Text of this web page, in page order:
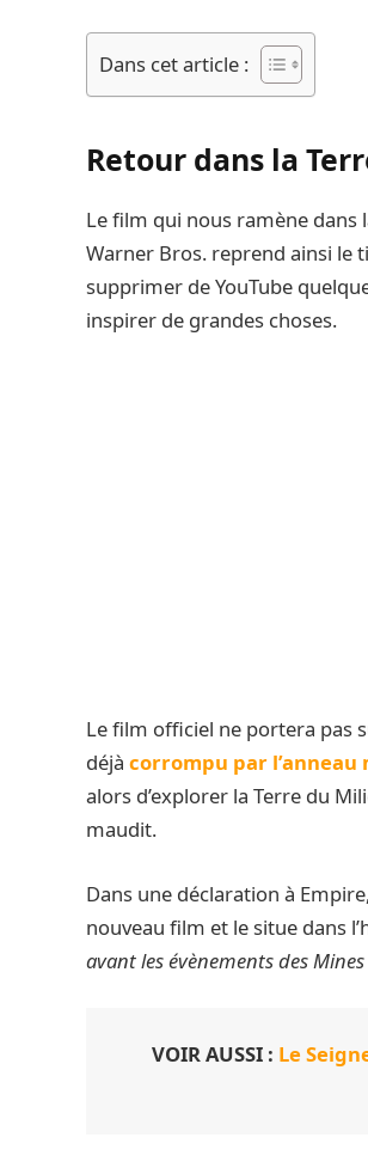
Dans cet article :
Retour dans la
Le film qui nous ramène dans
Warner Bros. reprend ainsi le
supprimer de YouTube
inspirer de grandes choses.
Le film officiel ne portera pas
déjà corrompu par l’anneau
alors d’explorer la Terre du
maudit.
Dans une déclaration à
nouveau film et le situe dans
avant les évènements des
VOIR AUSSI : Le